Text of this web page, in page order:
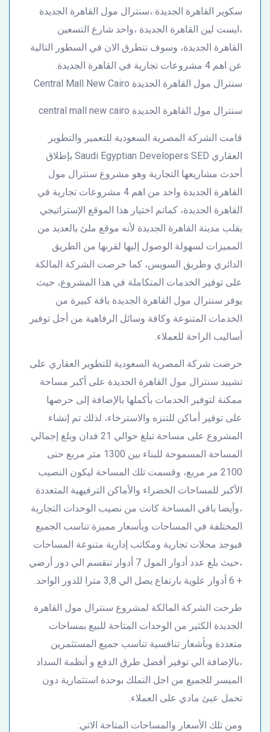
سكوير القاهرة الجديدة ،سنترال مول القاهرة الجديدة
،ايست لين القاهرة الجديدة ،واحد شارع التسعين
القاهرة الجديدة، وسوف نتطرق الان في السطور التالية
عن اهم 4 مشروعات تجارية في القاهرة الجديدة.
سنترال مول القاهرة الجديدة Central Mall New Cairo
سنترال مول القاهرة الجديدة central mall new cairo
قامت الشركة المصرية السعودية للتعمير والتطوير
العقاري Saudi Egyptian Developers SED بإطلاق
أحدث مشاريعها التجارية وهو مشروع سنترال مول
القاهرة الجديدة واحد من اهم 4 مشروعات تجارية في
القاهرة الجديدة، كماتم اختيار هذا الموقع الإستراتيجي
بقلب مدينة القاهرة الجديدة لأنه موقع ملئ بالعديد من
المميزات لسهولة الوصول إليها لقربها من الطريق
الدائري وطريق السويس، كما حرصت الشركة المالكة
على توفير الخدمات المتكاملة في هذا المشروع، حيث
يوفر سنترال مول القاهرة الجديدة باقة كبيرة من
الخدمات المتنوعة وكافة وسائل الرفاهية من أجل توفير
أساليب الراحة للعملاء.
حرصت شركة المصرية السعودية للتطوير العقاري على
تشييد سنترال مول القاهرة الجديدة على أكبر مساحة
ممكنة لتوفير الخدمات بأكملها بالإضافة إلى حرصها
على توفير أماكن للتنزه والاسترخاء، لذلك تم إنشاء
المشروع على مساحة تبلغ حوالي 21 فدان وبلغ إجمالي
المساحة المسموحة للبناء بين 1300 متر مربع حتى
2100 مر مربع، وقسمت تلك المساحة ليكون النصيب
الأكبر للمساحات الخضراء والأماكن الترفيهية المتعددة
،وأيضا باقي المساحة كانت من نصيب الوحدات التجارية
المختلفة في المساحات وبأسعار مميزة تناسب الجميع
فيوجد محلات تجارية ومكاتب إدارية متنوعة المساحات
،حيث بلغ عدد أدوار المول 7 أدوار تنقسم الي دور أرضي
+ 6 أدوار علوية بارتفاع يصل الي 3,8 مترا للدور الواحد.
طرحت الشركة المالكة لمشروع سنترال مول القاهرة
الجديدة الكثير من الوحدات المتاحة للبيع بمساحات
متعددة وبأشعار تنافسية تناسب جميع المستثمرين
،بالإضافة الي توفير أفضل طرق الدفع و أنظمة السداد
الميسر للجميع من اجل التملك بوحدة استثمارية دون
تحمل عبئ مادي على العملاء.
ومن تلك الأسعار والمساحات المتاحة الاتي: